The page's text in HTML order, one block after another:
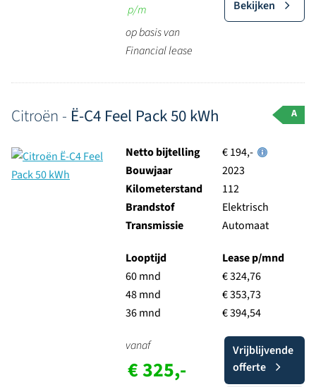
p/m
op basis van
Financial lease
Bekijken
Citroën - Ë-C4 Feel Pack 50 kWh A
Netto bijtelling
€ 194,-
Bouwjaar
2023
Kilometerstand
112
Brandstof
Elektrisch
Transmissie
Automaat
Looptijd
60 mnd
48 mnd
36 mnd
Lease p/mnd
€ 324,76
€ 353,73
€ 394,54
vanaf
€ 325,-
Vrijblijvende
offerte